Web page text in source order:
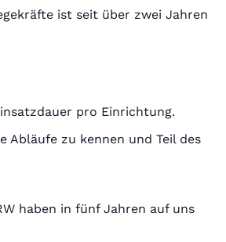
ist seit über zwei Jahren
pro Einrichtung.
Abläufe zu kennen und Teil des
haben in fünf Jahren auf uns